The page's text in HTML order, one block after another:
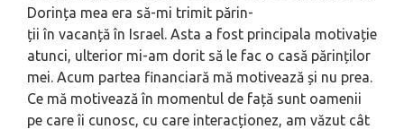
Dorința mea era să-mi trimit părin-
ții în vacanță în Israel. Asta a fost principala motivație
atunci, ulterior mi-am dorit să le fac o casă părinților
mei. Acum partea financiară mă motivează și nu prea.
Ce mă motivează în momentul de față sunt oamenii
pe care îi cunosc, cu care interacționez, am văzut cât